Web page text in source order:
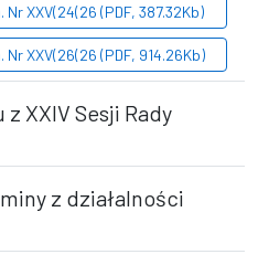
XXV(24(26 (PDF, 387.32Kb)
XXV(26(26 (PDF, 914.26Kb)
XXIV Sesji Rady
z działalności